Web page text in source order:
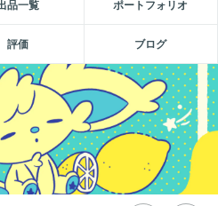
品一覧 ポートフォリオ
評価 ブログ